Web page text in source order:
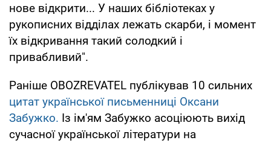
нове відкрити... У наших бібліотеках у
рукописних відділах лежать скарби, і момент
їх відкривання такий солодкий і
привабливий".
Раніше OBOZREVATEL публікував 10 сильних
цитат української письменниці Оксани
Забужко. Із ім'ям Забужко асоціюють вихід
сучасної української літератури на